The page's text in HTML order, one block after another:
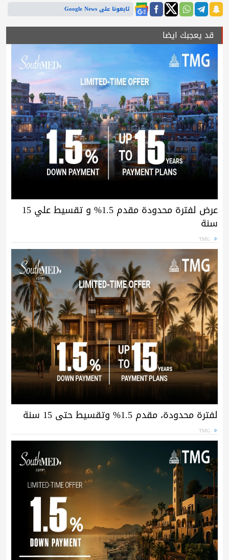
تابعونا على Google News
قد يعجبك ايضا
عرض لفترة محدودة مقدم 1.5% و تقسيط علي 15
سنة
TMG
لفترة محدودة، مقدم 1.5% وتقسيط حتى 15 سنة
TMG